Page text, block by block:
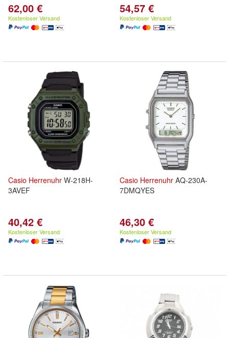
62,00 €
Kostenloser Versand
54,57 €
Kostenloser Versand
Casio Herrenuhr W-218H-
3AVEF
40,42 €
Kostenloser Versand
Casio Herrenuhr AQ-230A-
7DMQYES
46,30 €
Kostenloser Versand